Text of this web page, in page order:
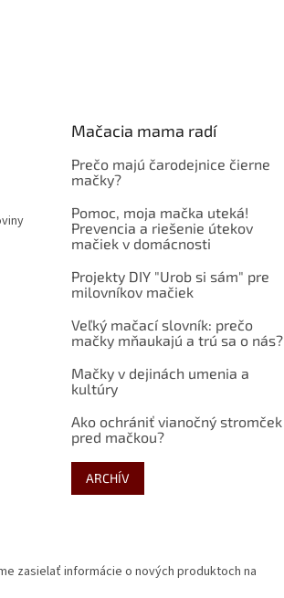
Mačacia mama radí
Prečo majú čarodejnice čierne
mačky?
Pomoc, moja mačka uteká!
Prevencia a riešenie útekov
mačiek v domácnosti
Projekty DIY "Urob si sám" pre
milovníkov mačiek
Veľký mačací slovník: prečo
mačky mňaukajú a trú sa o nás?
Mačky v dejinách umenia a
kultúry
Ako ochrániť vianočný stromček
pred mačkou?
ARCHÍV
zasielať informácie o nových produktoch na